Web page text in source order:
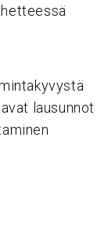
lausunnot